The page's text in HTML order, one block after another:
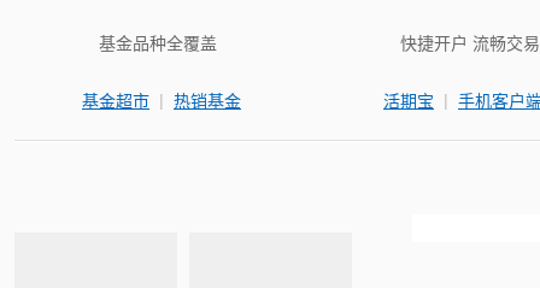
基金品种全覆盖
基金超市 | 热销基金
快捷开户 流畅交易
活期宝 | 手机客户